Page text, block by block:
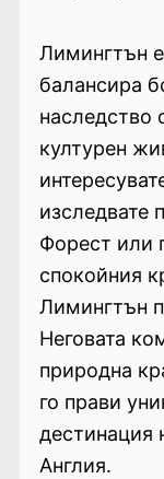
Лимингтън
балансира
наследство
културен
изследвате
Форест или
спокойния
Лимингтън
Неговата
природна
го прави
дестинация
Англия.